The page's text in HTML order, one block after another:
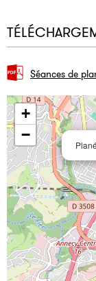
Séances de
+
−